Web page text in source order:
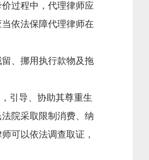
过程中，代理律师应
依法保障代理律师在
、挪用执行款物及拖
引导、协助其尊重生
院采取限制消费、纳
可以依法调查取证，